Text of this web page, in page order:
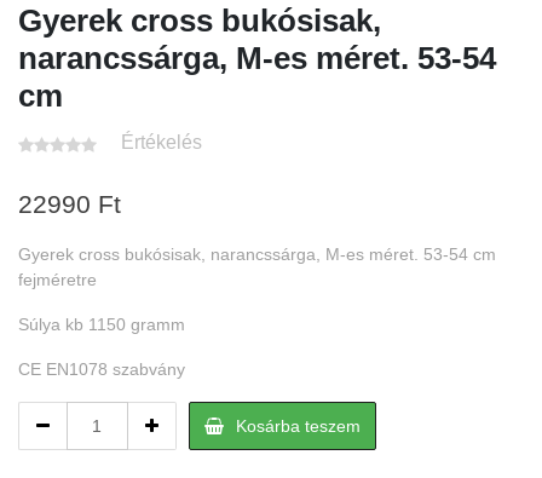
Gyerek cross bukósisak,
narancssárga, M-es méret. 53-54
cm
Értékelés
22990 Ft
Gyerek cross bukósisak, narancssárga, M-es méret. 53-54 cm
fejméretre
Súlya kb 1150 gramm
CE EN1078 szabvány
cross
Kosárba teszem